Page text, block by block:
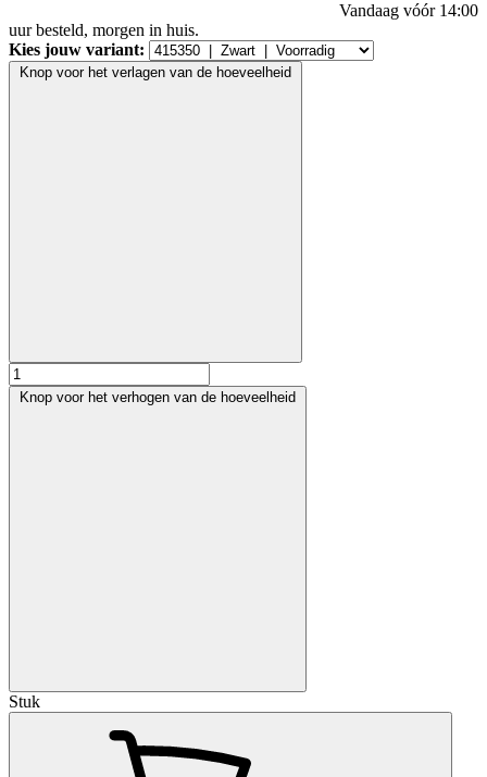
Vandaag vóór 14:00
uur besteld, morgen in huis.
Kies jouw variant:
Knop voor het verlagen van de hoeveelheid
Knop voor het verhogen van de hoeveelheid
Stuk